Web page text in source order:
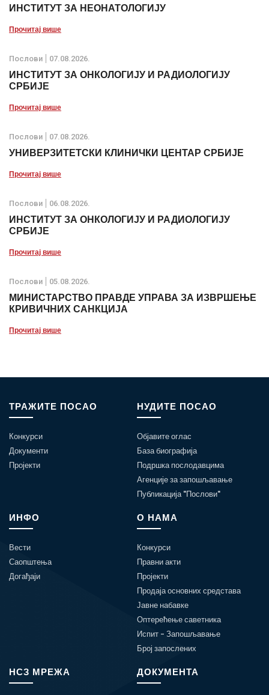
ИНСТИТУТ ЗА НЕОНАТОЛОГИЈУ
Прочитај више
Послови 07.08.2026.
ИНСТИТУТ ЗА ОНКОЛОГИЈУ И РАДИОЛОГИЈУ
СРБИЈЕ
Прочитај више
Послови 07.08.2026.
УНИВЕРЗИТЕТСКИ КЛИНИЧКИ ЦЕНТАР СРБИЈЕ
Прочитај више
Послови 06.08.2026.
ИНСТИТУТ ЗА ОНКОЛОГИЈУ И РАДИОЛОГИЈУ
СРБИЈЕ
Прочитај више
Послови 05.08.2026.
МИНИСТАРСТВО ПРАВДЕ УПРАВА ЗА ИЗВРШЕЊЕ
КРИВИЧНИХ САНКЦИЈА
Прочитај више
ТРАЖИТЕ ПОСАО
Конкурси
Документи
Пројекти
НУДИТЕ ПОСАО
Објавите оглас
База биографија
Подршка послодавцима
Агенције за запошљавање
Публикација "Послови"
ИНФО
Вести
Саопштења
Догађаји
О НАМА
Конкурси
Правни акти
Пројекти
Продаја основних средстава
Јавне набавке
Оптерећење саветника
Испит - Запошљавање
Број запослених
НСЗ МРЕЖА ДОКУМЕНТА